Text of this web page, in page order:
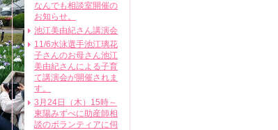
なんでも相談室開催の
お知らせ。
池江美由紀さん講演会
11/6水泳選手池江璃花
子さんのお母さん池江
美由紀さんによる子育
て講演会が開催されま
す。
3月24日（木）15時～
東陽みずべに助産師相
談のボランティアに伺